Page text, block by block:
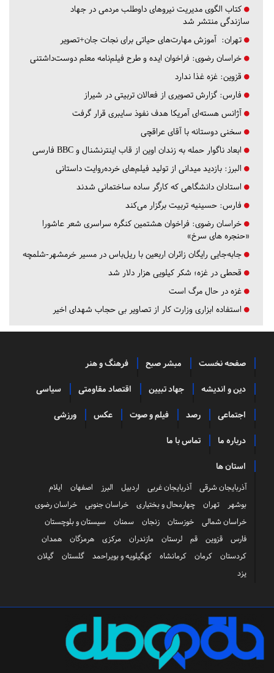
کتاب الگوی مدیریت نیروهای داوطلب مردمی در جهاد
سازندگی منتشر شد
تهران: آموزش مهارت‌های حیاتی برای نجات جان+تصویر
خراسان رضوی: فراخوان ایده و طرح فیلم‌نامه معلم دوست‌داشتنی
قزوین: غزه غذا ندارد
فارس: گزارش تصویری از فعالان تربیتی در شیراز
آژانس هسته‌ای آمریکا هدف نفوذ سایبری قرار گرفت
سخنی دوستانه با آقای عراقچی
ابعاد ناگوار حمله به زندان اوین از قاب اینترنشنال و BBC فارسی
البرز: بازدید میدانی از تولید فیلم‌های خرده‌روایت داستانی
استادان دانشگاهی که کارگر ساده ساختمانی شدند
فارس: حسینیه تربیت برگزار می‌کند
خراسان رضوی: فراخوان هشتمین کنگره سراسری شعر عاشورا
«حنجره های سرخ»
جابه‌جایی رایگان زائران اربعین با ریل‌باس در مسیر خرمشهر-شلمچه
قحطی در غزه؛ شکر کیلویی هزار دلار شد
غزه در حال مرگ است
استفاده ابزاری وزارت کار از تصاویر بی حجاب شهدای اخیر
صفحه نخست مبشر صبح فرهنگ و هنر
دین و اندیشه جهاد تبیین اقتصاد مقاومتی سیاسی
اجتماعی رصد فیلم و صوت عکس ورزشی
درباره ما تماس با ما
استان ها
آذربایجان شرقی آذربایجان غربی اردبیل البرز اصفهان
ایلام
بوشهر
تهران چهارمحال و بختیاری خراسان جنوبی
خراسان رضوی
خراسان شمالی
خوزستان زنجان سمنان
سیستان و بلوچستان
فارس
قزوین قم لرستان مازندران مرکزی هرمزگان
همدان
کردستان
کرمان کرمانشاه کهگیلویه و بویراحمد گلستان
گیلان
یزد